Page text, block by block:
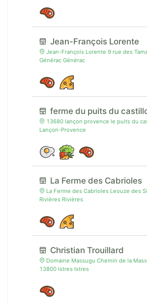
Jean-François Lorente
Jean-François Lorente 9 rue des
Générac Générac
ferme du puits du
13680 lançon provence le puits du
Lançon-Provence
La Ferme des Cabrioles
La Ferme des Cabrioles Leouze des
Rivières Rivières
Christian Trouillard
Domaine Massugu Chemin de la
13800 Istres Istres